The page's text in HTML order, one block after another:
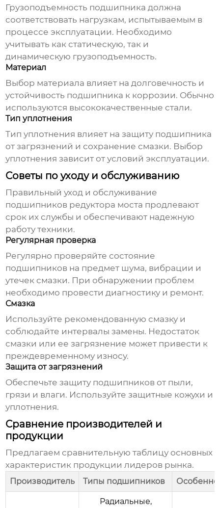
Грузоподъемность подшипника должна
соответствовать нагрузкам, испытываемым в
процессе эксплуатации. Необходимо
учитывать как статическую, так и
динамическую грузоподъемность.
Материал
Выбор материала влияет на долговечность и
устойчивость подшипника к коррозии. Обычно
используются высококачественные стали.
Тип уплотнения
Тип уплотнения влияет на защиту подшипника
от загрязнений и сохранение смазки. Выбор
уплотнения зависит от условий эксплуатации.
Советы по уходу и обслуживанию
Правильный уход и обслуживание
подшипников редуктора моста продлевают
срок их службы и обеспечивают надежную
работу техники.
Регулярная проверка
Регулярно проверяйте состояние
подшипников на предмет шума, вибрации и
утечек смазки. При обнаружении проблем
необходимо провести диагностику и ремонт.
Смазка
Используйте рекомендованную смазку и
соблюдайте интервалы замены. Недостаток
смазки или ее загрязнение может привести к
преждевременному износу.
Защита от загрязнений
Обеспечьте защиту подшипников от пыли,
грязи и влаги. Используйте защитные кожухи и
уплотнения.
Сравнение производителей и
продукции
Предлагаем сравнительную таблицу основных
характеристик продукции лидеров рынка.
Производитель Типы подшипников
Радиальные,